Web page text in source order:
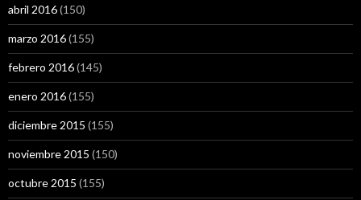
abril 2016(150)
marzo 2016(155)
febrero 2016(145)
enero 2016(155)
diciembre 2015 (155)
noviembre 2015 (150)
octubre 2015 (155)